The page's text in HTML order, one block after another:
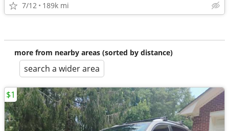
7/12 189k mi
more from nearby areas (sorted by distance)
search a wider area
$1